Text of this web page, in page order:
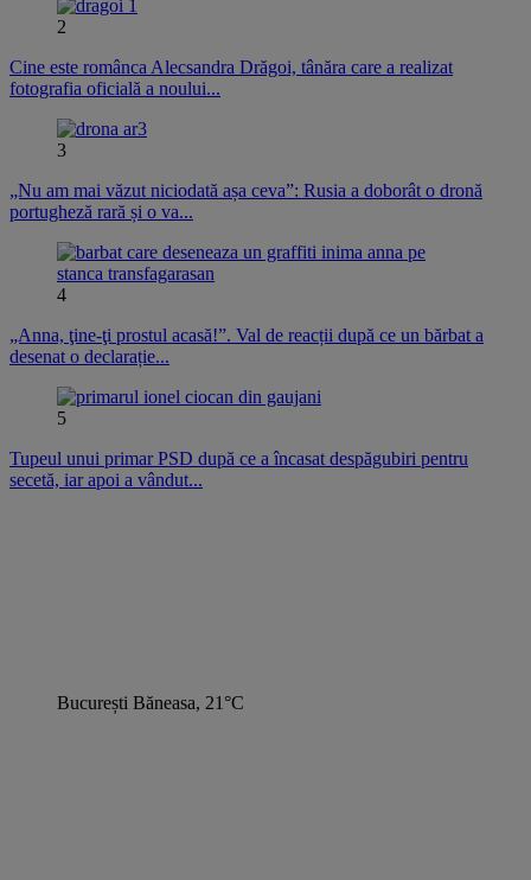
2
Cine este românca Alecsandra Drăgoi, tânăra care a realizat
fotografia oficială a noului...
3
„Nu am mai văzut niciodată așa ceva”: Rusia a doborât o dronă
portugheză rară și o va...
4
„Anna, ţine-ţi prostul acasă!”. Val de reacții după ce un bărbat a
desenat o declarație...
5
Tupeul unui primar PSD după ce a încasat despăgubiri pentru
secetă, iar apoi a vândut...
București Băneasa, 21°C